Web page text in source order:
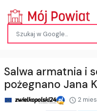
Salwa armatnia i
pożegnano Jana
2